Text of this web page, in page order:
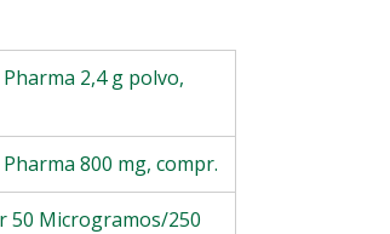
2,4 g polvo,
800 mg, compr.
50 Microgramos/250